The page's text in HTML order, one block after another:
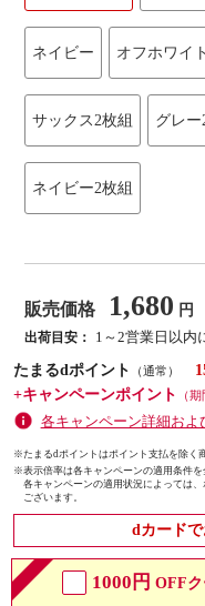
ネイビー オフホワイ
サックス2枚組 グレー
ネイビー2枚組
販売価格 1,680 円
出荷目安：
1～2営業日以内
たまるdポイント
（通常）
+キャンペーンポイント
（
各キャンペーン詳細およ
※たまるdポイントはポイント支払を除く
※表示倍率は各キャンペーンの適用条件を
各キャンペーンの適用状況によっては
ございます。
dカード
1000円 OFF